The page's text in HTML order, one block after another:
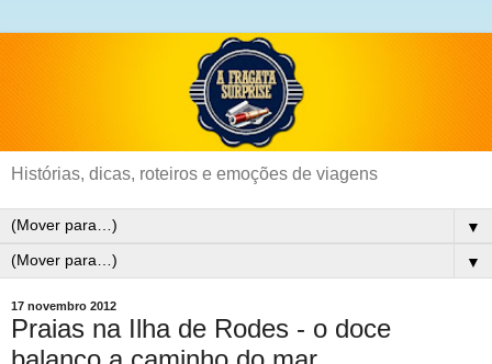
Histórias, dicas, roteiros e emoções de viagens
▼
▼
17 novembro 2012
Praias na Ilha de Rodes - o doce